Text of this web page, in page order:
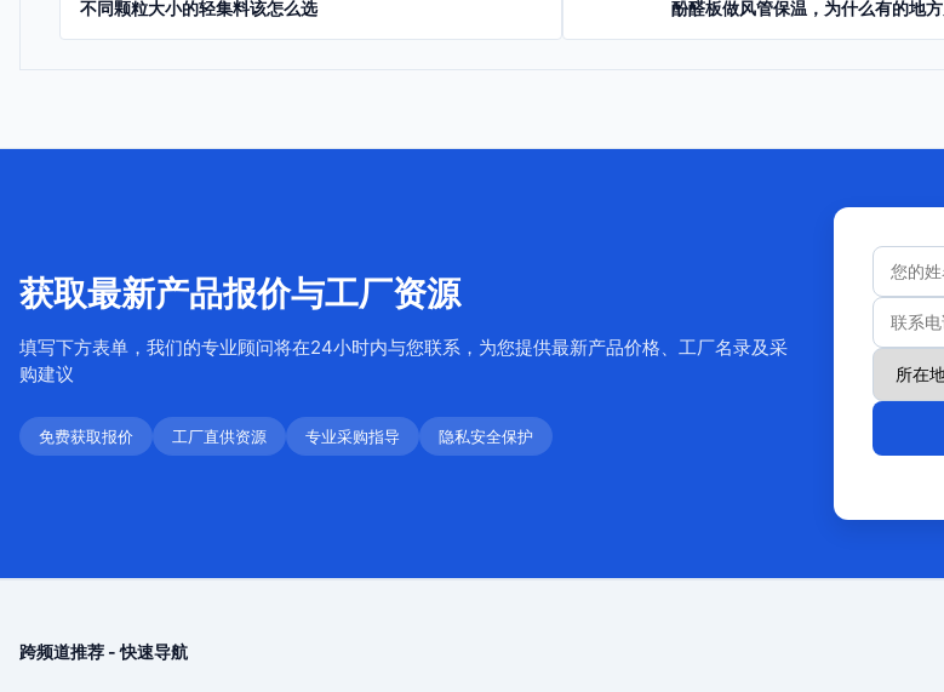
不同颗粒大小的轻集料该怎么选 酚醛板做风管保温，为什么有的地
获取最新产品报价与工厂资源
填写下方表单，我们的专业顾问将在24小时内与您联系，为您提供最新产品价格、工厂名录及采
购建议
免费获取报价 工厂直供资源 专业采购指导 隐私安全保护
跨频道推荐 - 快速导航